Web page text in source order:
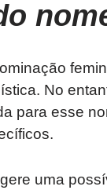
No
para esse
uma